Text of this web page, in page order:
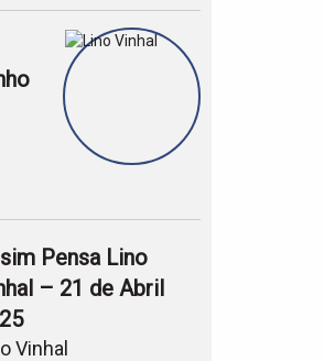
Pensa Lino
– 21 de Abril
Vinhal